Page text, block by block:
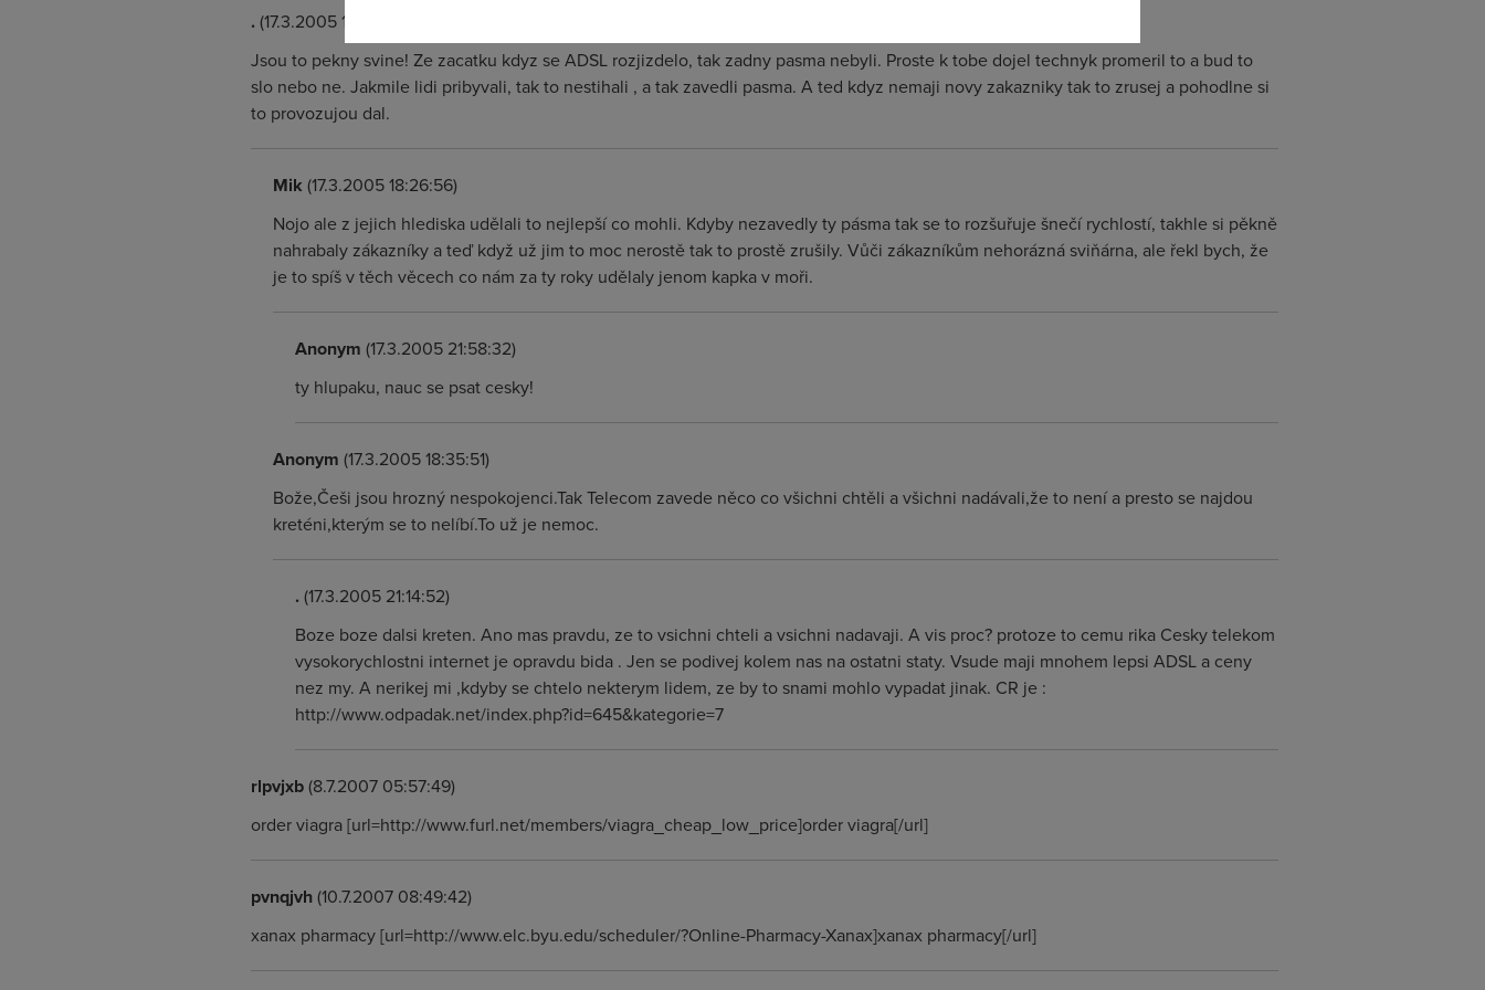
. (17.3.2005 17:57:10)
Jsou to pekny svine! Ze zacatku kdyz se ADSL rozjizdelo, tak zadny pasma nebyli. Proste k tobe dojel technyk promeril to a bud to
slo nebo ne. Jakmile lidi pribyvali, tak to nestihali , a tak zavedli pasma. A ted kdyz nemaji novy zakazniky tak to zrusej a pohodlne si
to provozujou dal.
Mik (17.3.2005 18:26:56)
Nojo ale z jejich hlediska udělali to nejlepší co mohli. Kdyby nezavedly ty pásma tak se to rozšuřuje šnečí rychlostí, takhle si pěkně
nahrabaly zákazníky a teď když už jim to moc nerostě tak to prostě zrušily. Vůči zákazníkům nehorázná sviňárna, ale řekl bych, že
je to spíš v těch věcech co nám za ty roky udělaly jenom kapka v moři.
Anonym (17.3.2005 21:58:32)
ty hlupaku, nauc se psat cesky!
Anonym (17.3.2005 18:35:51)
Bože,Češi jsou hrozný nespokojenci.Tak Telecom zavede něco co všichni chtěli a všichni nadávali,že to není a presto se najdou
kreténi,kterým se to nelíbí.To už je nemoc.
. (17.3.2005 21:14:52)
Boze boze dalsi kreten. Ano mas pravdu, ze to vsichni chteli a vsichni nadavaji. A vis proc? protoze to cemu rika Cesky telekom
vysokorychlostni internet je opravdu bida . Jen se podivej kolem nas na ostatni staty. Vsude maji mnohem lepsi ADSL a ceny
nez my. A nerikej mi ,kdyby se chtelo nekterym lidem, ze by to snami mohlo vypadat jinak. CR je :
http://www.odpadak.net/index.php?id=645&kategorie=7
rlpvjxb(8.7.2007 05:57:49)
order viagra [url=http://www.furl.net/members/viagra_cheap_low_price]order viagra[/url]
pvnqjvh(10.7.2007 08:49:42)
xanax pharmacy [url=http://www.elc.byu.edu/scheduler/?Online-Pharmacy-Xanax]xanax pharmacy[/url]